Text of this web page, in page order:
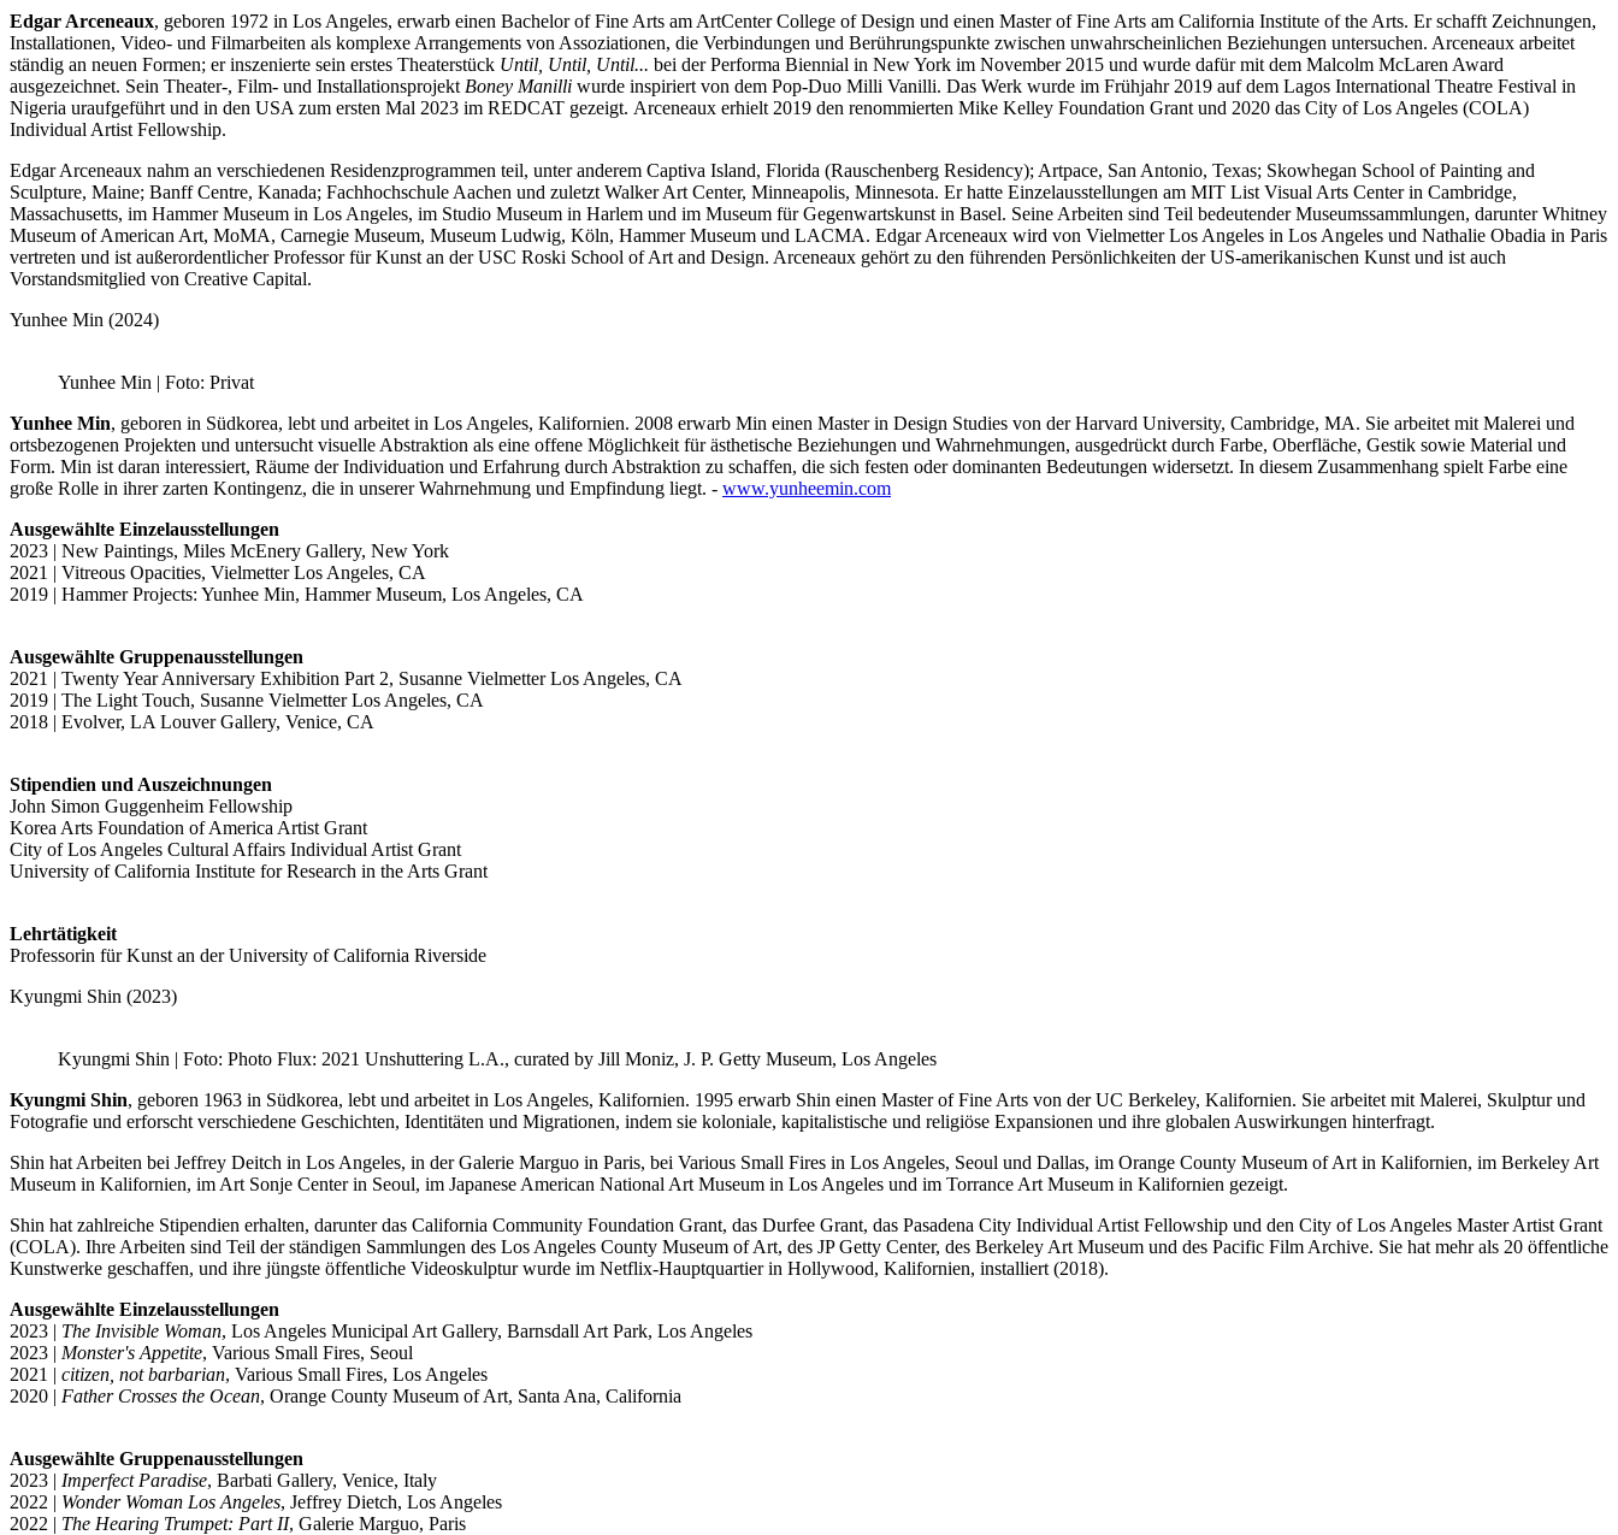
Edgar Arceneaux, geboren 1972 in Los Angeles, erwarb einen Bachelor of Fine Arts am ArtCenter College of Design und einen Master of Fine Arts am California Institute of the Arts. Er schafft Zeichnungen,
Installationen, Video- und Filmarbeiten als komplexe Arrangements von Assoziationen, die Verbindungen und Berührungspunkte zwischen unwahrscheinlichen Beziehungen untersuchen. Arceneaux arbeitet
ständig an neuen Formen; er inszenierte sein erstes Theaterstück Until, Until, Until... bei der Performa Biennial in New York im November 2015 und wurde dafür mit dem Malcolm McLaren Award
ausgezeichnet. Sein Theater-, Film- und Installationsprojekt Boney Manilli wurde inspiriert von dem Pop-Duo Milli Vanilli. Das Werk wurde im Frühjahr 2019 auf dem Lagos International Theatre Festival in
Nigeria uraufgeführt und in den USA zum ersten Mal 2023 im REDCAT gezeigt. Arceneaux erhielt 2019 den renommierten Mike Kelley Foundation Grant und 2020 das City of Los Angeles (COLA)
Individual Artist Fellowship.
Edgar Arceneaux nahm an verschiedenen Residenzprogrammen teil, unter anderem Captiva Island, Florida (Rauschenberg Residency); Artpace, San Antonio, Texas; Skowhegan School of Painting and
Sculpture, Maine; Banff Centre, Kanada; Fachhochschule Aachen und zuletzt Walker Art Center, Minneapolis, Minnesota. Er hatte Einzelausstellungen am MIT List Visual Arts Center in Cambridge,
Massachusetts, im Hammer Museum in Los Angeles, im Studio Museum in Harlem und im Museum für Gegenwartskunst in Basel. Seine Arbeiten sind Teil bedeutender Museumssammlungen, darunter Whitney
Museum of American Art, MoMA, Carnegie Museum, Museum Ludwig, Köln, Hammer Museum und LACMA. Edgar Arceneaux wird von Vielmetter Los Angeles in Los Angeles und Nathalie Obadia in Paris
vertreten und ist außerordentlicher Professor für Kunst an der USC Roski School of Art and Design. Arceneaux gehört zu den führenden Persönlichkeiten der US-amerikanischen Kunst und ist auch
Vorstandsmitglied von Creative Capital.
Yunhee Min (2024)
Yunhee Min | Foto: Privat
Yunhee Min, geboren in Südkorea, lebt und arbeitet in Los Angeles, Kalifornien. 2008 erwarb Min einen Master in Design Studies von der Harvard University, Cambridge, MA. Sie arbeitet mit Malerei und
ortsbezogenen Projekten und untersucht visuelle Abstraktion als eine offene Möglichkeit für ästhetische Beziehungen und Wahrnehmungen, ausgedrückt durch Farbe, Oberfläche, Gestik sowie Material und
Form. Min ist daran interessiert, Räume der Individuation und Erfahrung durch Abstraktion zu schaffen, die sich festen oder dominanten Bedeutungen widersetzt. In diesem Zusammenhang spielt Farbe eine
große Rolle in ihrer zarten Kontingenz, die in unserer Wahrnehmung und Empfindung liegt. - www.yunheemin.com
Ausgewählte Einzelausstellungen
2023 | New Paintings, Miles McEnery Gallery, New York
2021 | Vitreous Opacities, Vielmetter Los Angeles, CA
2019 | Hammer Projects: Yunhee Min, Hammer Museum, Los Angeles, CA
Ausgewählte Gruppenausstellungen
2021 | Twenty Year Anniversary Exhibition Part 2, Susanne Vielmetter Los Angeles, CA
2019 | The Light Touch, Susanne Vielmetter Los Angeles, CA
2018 | Evolver, LA Louver Gallery, Venice, CA
Stipendien und Auszeichnungen
John Simon Guggenheim Fellowship
Korea Arts Foundation of America Artist Grant
City of Los Angeles Cultural Affairs Individual Artist Grant
University of California Institute for Research in the Arts Grant
Lehrtätigkeit
Professorin für Kunst an der University of California Riverside
Kyungmi Shin (2023)
Kyungmi Shin | Foto: Photo Flux: 2021 Unshuttering L.A., curated by Jill Moniz, J. P. Getty Museum, Los Angeles
Kyungmi Shin, geboren 1963 in Südkorea, lebt und arbeitet in Los Angeles, Kalifornien. 1995 erwarb Shin einen Master of Fine Arts von der UC Berkeley, Kalifornien. Sie arbeitet mit Malerei, Skulptur und
Fotografie und erforscht verschiedene Geschichten, Identitäten und Migrationen, indem sie koloniale, kapitalistische und religiöse Expansionen und ihre globalen Auswirkungen hinterfragt.
Shin hat Arbeiten bei Jeffrey Deitch in Los Angeles, in der Galerie Marguo in Paris, bei Various Small Fires in Los Angeles, Seoul und Dallas, im Orange County Museum of Art in Kalifornien, im Berkeley Art
Museum in Kalifornien, im Art Sonje Center in Seoul, im Japanese American National Art Museum in Los Angeles und im Torrance Art Museum in Kalifornien gezeigt.
Shin hat zahlreiche Stipendien erhalten, darunter das California Community Foundation Grant, das Durfee Grant, das Pasadena City Individual Artist Fellowship und den City of Los Angeles Master Artist Grant
(COLA). Ihre Arbeiten sind Teil der ständigen Sammlungen des Los Angeles County Museum of Art, des JP Getty Center, des Berkeley Art Museum und des Pacific Film Archive. Sie hat mehr als 20 öffentliche
Kunstwerke geschaffen, und ihre jüngste öffentliche Videoskulptur wurde im Netflix-Hauptquartier in Hollywood, Kalifornien, installiert (2018).
Ausgewählte Einzelausstellungen
2023 | The Invisible Woman, Los Angeles Municipal Art Gallery, Barnsdall Art Park, Los Angeles
2023 | Monster's Appetite, Various Small Fires, Seoul
2021 | citizen, not barbarian, Various Small Fires, Los Angeles
2020 | Father Crosses the Ocean, Orange County Museum of Art, Santa Ana, California
Ausgewählte Gruppenausstellungen
2023 | Imperfect Paradise, Barbati Gallery, Venice, Italy
2022 | Wonder Woman Los Angeles, Jeffrey Dietch, Los Angeles
2022 | The Hearing Trumpet: Part II, Galerie Marguo, Paris